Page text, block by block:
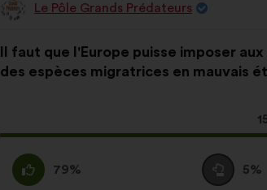
Proposta
Le Pôle Grands Prédateurs
della
mia
Il faut que l'Europe puisse imposer
des espèces migratrices en mauvais
ripartiti:
Sono
d'accordo
79%
Questa
proposta
Voto
neutrale
5%
Questa
proposta